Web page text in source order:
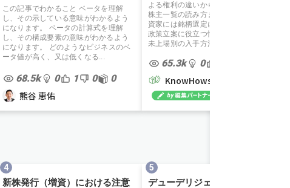
この記事でわかること ベータを理解
し、その示している意味がわかるよう
になります。 ベータの計算式を理解
し、その構成要素の意味がわかるよう
になります。 どのようなビジネスのベ
ータ値が高く、又は低くなる...
68.5k 0 1 0 0
熊谷 恵佑
よる権利の違いから所有者別状況・大
株主一覧の読み方まで詳しく解説。投
資家には銘柄選定に、経営者には資本
政策立案に役立つ情報が満載。上場・
未上場別の入手方法も紹介します。
65.3k 0
KnowHows 編集部
新株発行（増資）における注意
デューデリジェンスとは